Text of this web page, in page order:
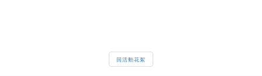
回活動花絮